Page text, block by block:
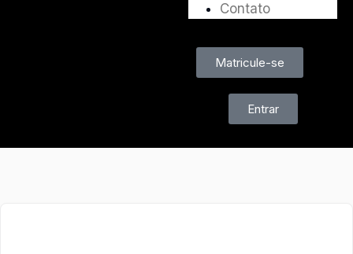
Contato
Matricule-se
Entrar